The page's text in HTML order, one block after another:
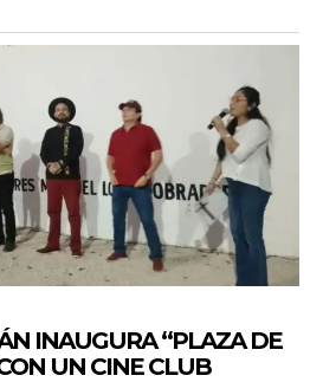
INAUGURA “PLAZA DE
UN CINE CLUB